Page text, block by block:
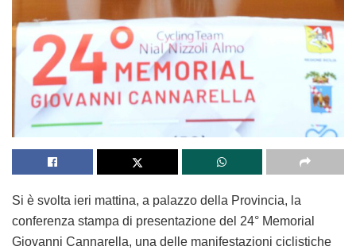
Si è svolta ieri mattina, a palazzo della Provincia, la
conferenza stampa di presentazione del 24° Memorial
Giovanni Cannarella, una delle manifestazioni ciclistiche